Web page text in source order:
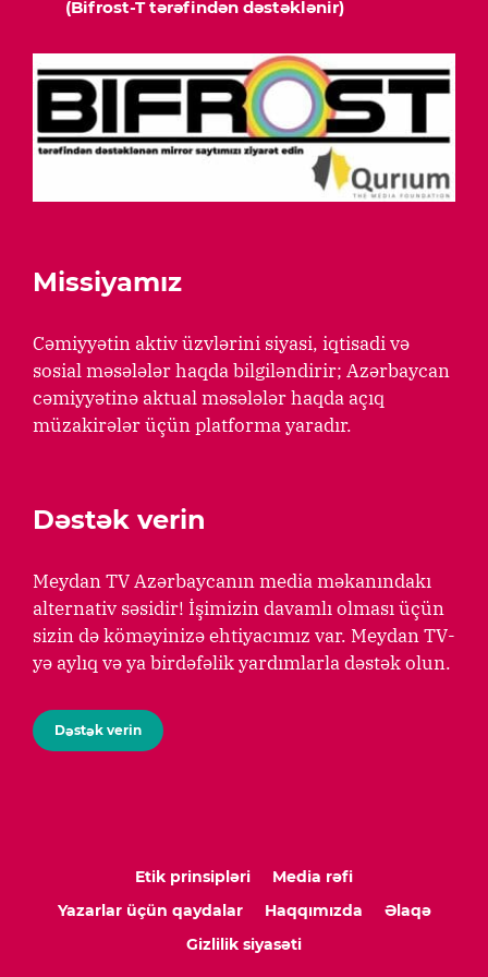
(Bifrost-T tərəfindən dəstəklənir)
Missiyamız
Cəmiyyətin aktiv üzvlərini siyasi, iqtisadi və
sosial məsələlər haqda bilgiləndirir; Azərbaycan
cəmiyyətinə aktual məsələlər haqda açıq
müzakirələr üçün platforma yaradır.
Dəstək verin
Meydan TV Azərbaycanın media məkanındakı
alternativ səsidir! İşimizin davamlı olması üçün
sizin də köməyinizə ehtiyacımız var. Meydan TV-
yə aylıq və ya birdəfəlik yardımlarla dəstək olun.
Dəstək verin
Etik prinsipləri
Media rəfi
Yazarlar üçün qaydalar
Haqqımızda
Əlaqə
Gizlilik siyasəti